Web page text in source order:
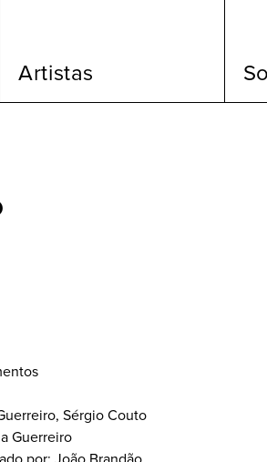
Artistas
Sérgio Couto
Guerreiro